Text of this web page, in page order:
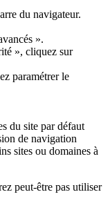
du navigateur.
».
», cliquez sur
paramétrer le
du site par défaut
de navigation
sites ou domaines à
peut-être pas utiliser